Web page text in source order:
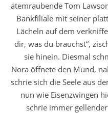
atemraubende Tom
Bankfiliale mit seiner
Lächeln auf dem
dir, was du brauchst“,
sie hinein. Diesmal
Nora öffnete den Mund,
schrie sich die Seele aus
nun wie Eisenzwingen
schrie immer